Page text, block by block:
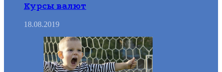
Курсы валют
18.08.2019